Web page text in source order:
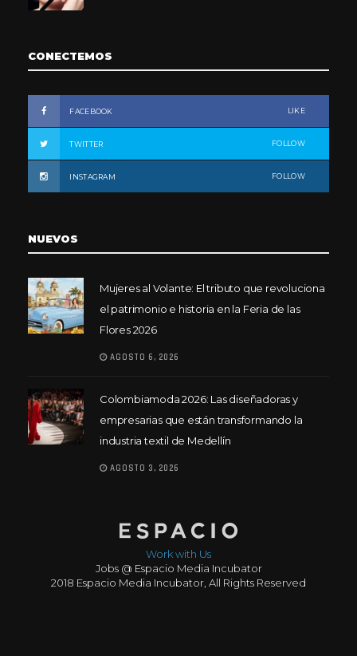
CONECTEMOS
FACEBOOK LIKE
TWITTER FOLLOW
INSTAGRAM FOLLOW
NUEVOS
Mujeres al Volante: El tributo que revoluciona
el patrimonio e historia en la Feria de las
Flores 2026
AGOSTO 6, 2026
Colombiamoda 2026: Las diseñadoras y
empresarias que están transformando la
industria textil de Medellín
AGOSTO 3, 2026
Work with Us
Jobs @ Espacio Media Incubator
2018 Espacio Media Incubator, All Rights Reserved